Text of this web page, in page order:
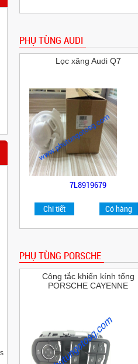
PHỤ TÙNG AUDI
Lọc xăng Audi Q7
7L8919679
Chi tiết Có hàng
PHỤ TÙNG PORSCHE
Công tắc khiển kính tổng
PORSCHE CAYENNE